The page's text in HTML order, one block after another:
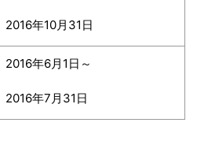
2016年10月31日
2016年6月1日～
2016年7月31日